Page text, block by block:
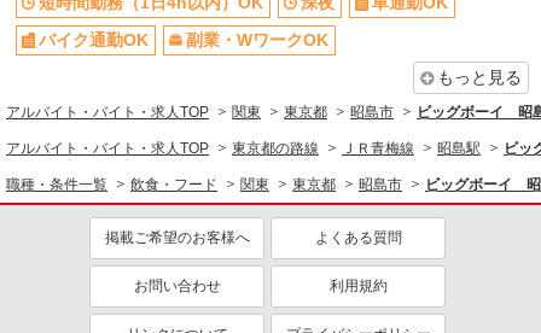
バイク通勤OK
副業・WワークOK
もっと見る
アルバイト・バイト・求人TOP 関東 東京都 昭島市 ビッグボーイ 昭
アルバイト・バイト・求人TOP 東京都の路線 ＪＲ青梅線 昭島駅 ビッ
職種・条件一覧 飲食・フード 関東 東京都 昭島市 ビッグボーイ
掲載ご希望のお客様へ よくある質問
お問い合わせ 利用規約